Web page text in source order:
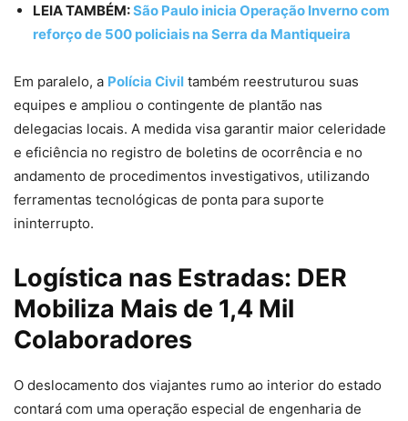
LEIA TAMBÉM:São Paulo inicia Operação Inverno com
reforço de 500 policiais na Serra da Mantiqueira
Em paralelo, a Polícia Civil também reestruturou suas
equipes e ampliou o contingente de plantão nas
delegacias locais. A medida visa garantir maior celeridade
e eficiência no registro de boletins de ocorrência e no
andamento de procedimentos investigativos, utilizando
ferramentas tecnológicas de ponta para suporte
ininterrupto.
Logística nas Estradas: DER
Mobiliza Mais de 1,4 Mil
Colaboradores
O deslocamento dos viajantes rumo ao interior do estado
contará com uma operação especial de engenharia de